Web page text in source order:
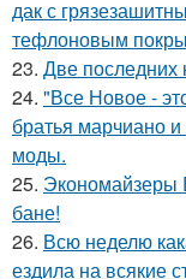
дак с
тефлоновым
23. Две последних
24. "Все Новое -
братья марчиано
моды.
25. Экономайзеры
бане!
26. Всю неделю
ездила на всякие